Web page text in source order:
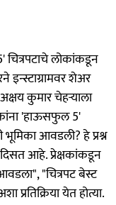
लोकांकडून
इन्स्टाग्रामवर शेअर
कुमार चेहऱ्याला
'हाऊसफुल 5'
भूमिका आवडली? हे प्रश्न
दिसत आहे. प्रेक्षकांकडून
"चित्रपट बेस्ट
येत होत्या.